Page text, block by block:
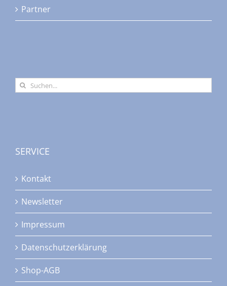
Partner
Suche
nach:
SERVICE
Kontakt
Newsletter
Impressum
Datenschutzerklärung
Shop-AGB